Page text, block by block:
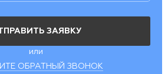
или
ОБРАТНЫЙ ЗВОНОК